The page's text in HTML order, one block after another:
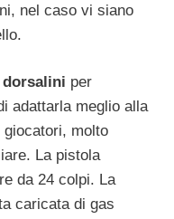
nel caso vi siano
dorsalini per
adattarla meglio alla
giocatori, molto
La pistola
da 24 colpi. La
caricata di gas